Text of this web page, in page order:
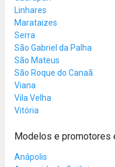
Linhares
Marataizes
Serra
São Gabriel da Palha
São Mateus
São Roque do Canaã
Viana
Vila Velha
Vitória
Modelos e promotores
Anápolis